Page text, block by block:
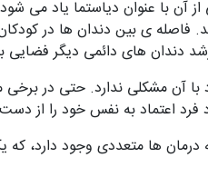
آن با عنوان دیاستما یاد می
ی بین دندان ها در
دندان های دائمی دیگر فضایی
با آن مشکلی ندارد. حتی در
فرد اعتماد به نفس خود را از
ها متعددی وجود دارد، که